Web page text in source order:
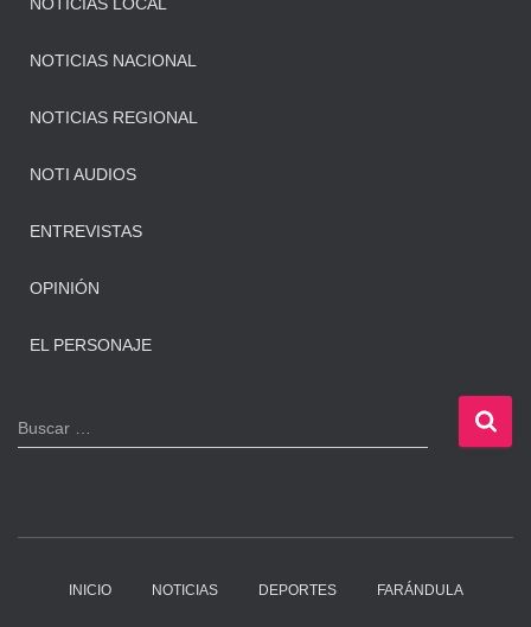
NOTICIAS NACIONAL
NOTICIAS REGIONAL
NOTI AUDIOS
ENTREVISTAS
OPINIÓN
EL PERSONAJE
B
u
Buscar …
INICIO NOTICIAS DEPORTES FARÁNDULA